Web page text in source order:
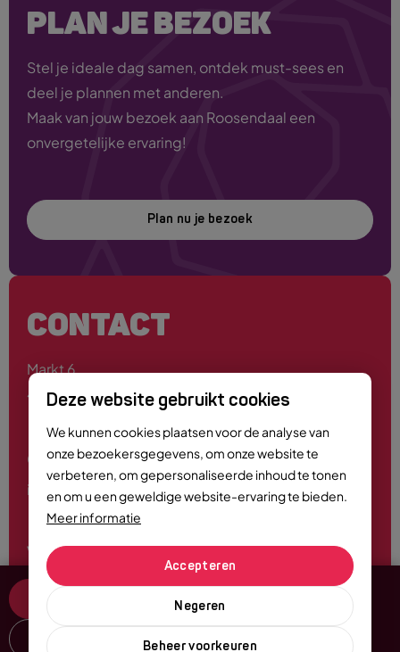
Deze website gebruikt cookies
We kunnen cookies plaatsen voor de analyse van
onze bezoekersgegevens, om onze website te
verbeteren, om gepersonaliseerde inhoud te tonen
en om u een geweldige website-ervaring te bieden.
Meer informatie
Beheer voorkeuren
Negeren
Accepteren
PLAN JE BEZOEK
Stel je ideale dag samen, ontdek must-sees en
deel je plannen met anderen.
Maak van jouw bezoek aan Roosendaal een
onvergetelijke ervaring!
Plan nu je bezoek
CONTACT
Markt 6
4701 PE Roosendaal
0165 - 55 44 00
info@roosendaalcitymarketing.nl
Volg ons